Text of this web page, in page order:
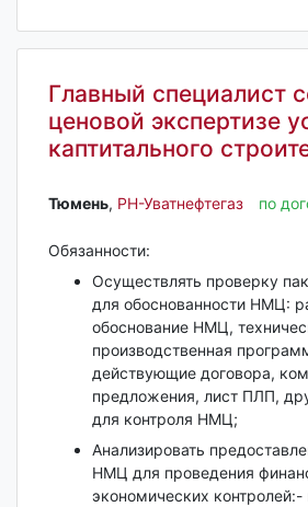
Главный специалист
ценовой экспертизе
каптитального
Тюмень‎, РН-Уватнефтегаз по
Обязанности:
Осуществлять проверку
для обоснованности НМЦ:
обоснование НМЦ,
производственная
действующие договора,
предложения, лист ПЛП,
для контроля НМЦ;
Анализировать
НМЦ для проведения
экономических контролей:-